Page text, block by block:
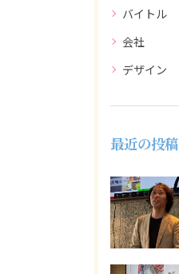
バイトル
会社
デザイン
最近の投稿